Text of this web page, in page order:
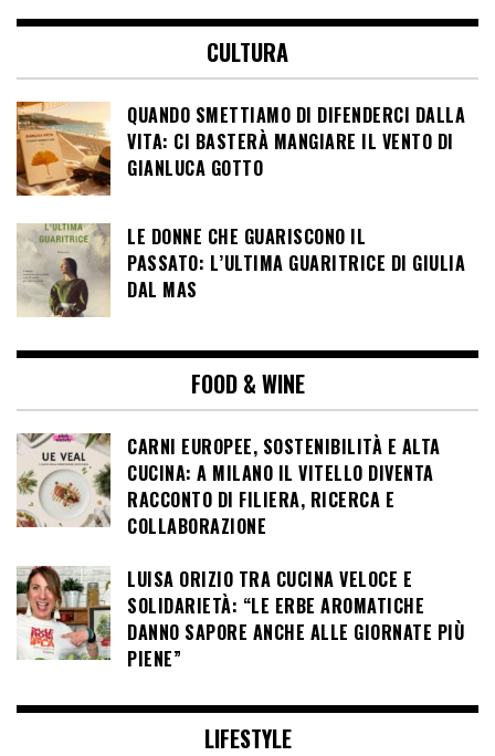
CULTURA
QUANDO SMETTIAMO DI DIFENDERCI DALLA
VITA: CI BASTERÀ MANGIARE IL VENTO DI
GIANLUCA GOTTO
LE DONNE CHE GUARISCONO IL
PASSATO: L’ULTIMA GUARITRICE DI GIULIA
DAL MAS
FOOD & WINE
CARNI EUROPEE, SOSTENIBILITÀ E ALTA
CUCINA: A MILANO IL VITELLO DIVENTA
RACCONTO DI FILIERA, RICERCA E
COLLABORAZIONE
LUISA ORIZIO TRA CUCINA VELOCE E
SOLIDARIETÀ: “LE ERBE AROMATICHE
DANNO SAPORE ANCHE ALLE GIORNATE PIÙ
PIENE”
LIFESTYLE